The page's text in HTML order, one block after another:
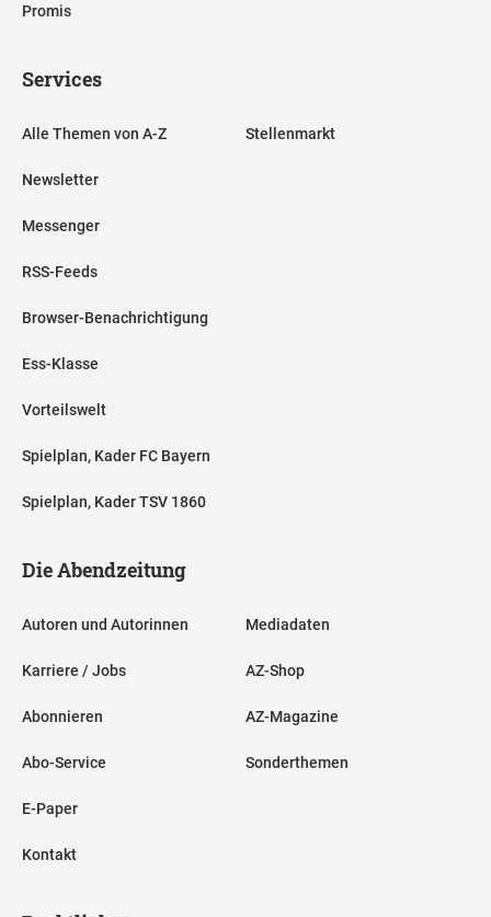
Promis
Services
Alle Themen von A-Z
Newsletter
Messenger
RSS-Feeds
Browser-Benachrichtigung
Ess-Klasse
Vorteilswelt
Spielplan, Kader FC Bayern
Spielplan, Kader TSV 1860
Stellenmarkt
Die Abendzeitung
Autoren und Autorinnen
Karriere / Jobs
Abonnieren
Abo-Service
E-Paper
Kontakt
Mediadaten
AZ-Shop
AZ-Magazine
Sonderthemen